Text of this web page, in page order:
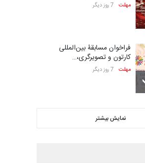
مهلت 7 روز دیگر
فراخوان مسابقۀ بین‌المللی
کارتون و تصویرگری،…
مهلت 7 روز دیگر
ششمین جشنواره بین‌المللی
کاریکاتور CIK Damad…
نمایش بیشتر